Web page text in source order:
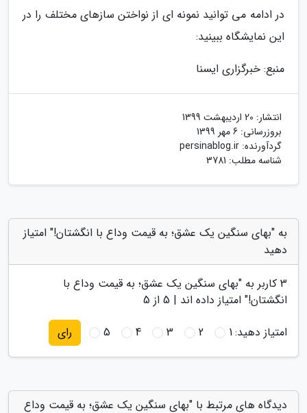
در ادامه می توانید نمونه ای از نواختن سازهای مختلف را در
این نمایشگاه ببینید:
منبع: خبرگزاری ایسنا
انتشار: 20 اردیبهشت 1399
بروزرسانی: 6 مهر 1399
گردآورنده: persinablog.ir
شناسه مطلب: 3781
به "بهای سنگین یک عشق؛ به قیمت وداع با انگشتان!" امتیاز
دهید
3 کاربر به "بهای سنگین یک عشق؛ به قیمت وداع با
انگشتان!" امتیاز داده اند | 5 از 5
امتیاز دهید:1
2
3
4
5 رای
دیدگاه های مرتبط با "بهای سنگین یک عشق؛ به قیمت وداع